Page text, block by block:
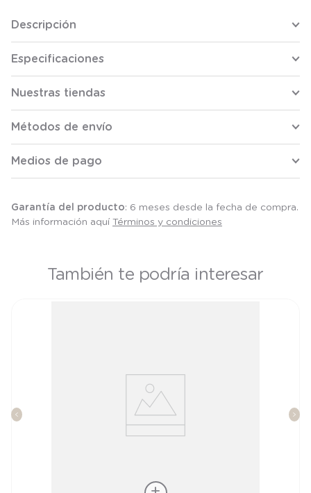
Descripción
Especificaciones
Nuestras tiendas
Métodos de envío
Medios de pago
Garantía del producto: 6 meses desde la fecha de compra.
Más información aquí Términos y condiciones
También te podría interesar